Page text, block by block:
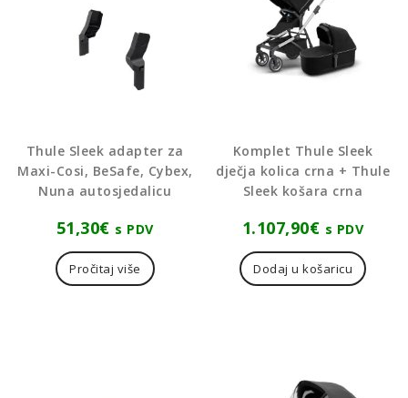
Thule Sleek adapter za
Maxi-Cosi, BeSafe, Cybex,
Nuna autosjedalicu
51,30€ s PDV
Pročitaj više
Komplet Thule Sleek
dječja kolica crna + Thule
Sleek košara crna
1.107,90€ s PDV
Dodaj u košaricu